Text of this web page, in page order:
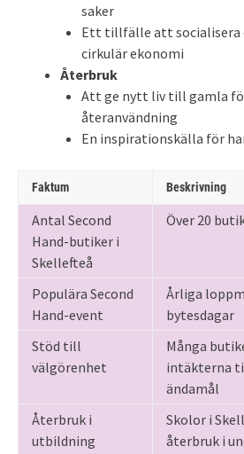
saker
Ett tillfälle att socialisera
cirkulär ekonomi
Återbruk
Att ge nytt liv till gamla
återanvändning
En inspirationskälla för
Faktum Beskrivning
Antal Second
Hand-butiker i
Skellefteå
Över 20
Populära Second
Hand-event
Årliga
bytesdagar
Stöd till
välgörenhet
Många
intäkterna
ändamål
Återbruk i
utbildning
Skolor i
återbruk i